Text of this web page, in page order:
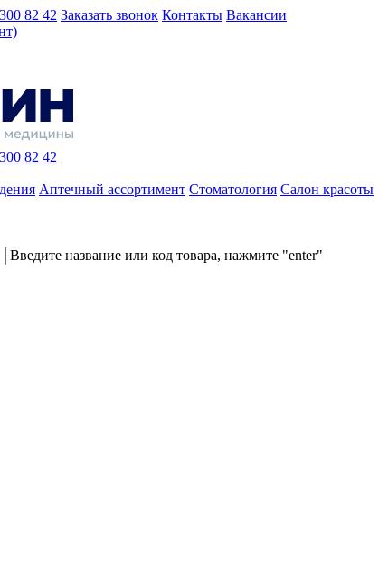
82 42 Заказать звонок Контакты Вакансии
82 42
Аптечный ассортимент Стоматология Салон красоты
Введите название или код товара, нажмите "enter"